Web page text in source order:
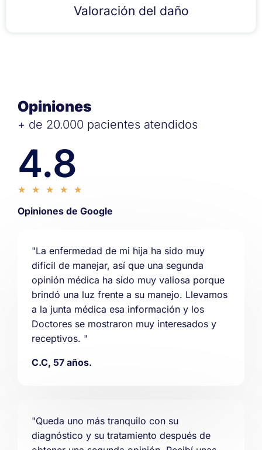
Valoración del daño
Opiniones
+ de 20.000 pacientes atendidos
4.8
★ ★ ★ ★ ★
Opiniones de Google
"La enfermedad de mi hija ha sido muy
difícil de manejar, así que una segunda
opinión médica ha sido muy valiosa porque
brindó una luz frente a su manejo. Llevamos
a la junta médica esa información y los
Doctores se mostraron muy interesados y
receptivos. "
C.C, 57 años.
"Queda uno más tranquilo con su
diagnóstico y su tratamiento después de